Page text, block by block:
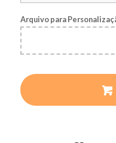
Arquivo para